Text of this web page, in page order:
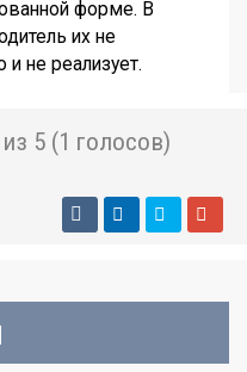
форме. В
их не
и не реализует.
из 5 (1 голосов)